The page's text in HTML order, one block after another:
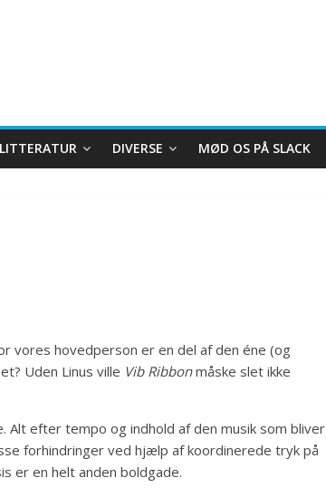
LITTERATUR DIVERSE MØD OS PÅ SLACK
vores hovedperson er en del af den éne (og
Uden Linus ville Vib Ribbonmåske slet ikke
Alt efter tempo og indhold af den musik som bliver
forhindringer ved hjælp af koordinerede tryk på
er en helt anden boldgade.